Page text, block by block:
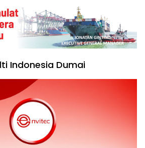
Indonesia Dumai